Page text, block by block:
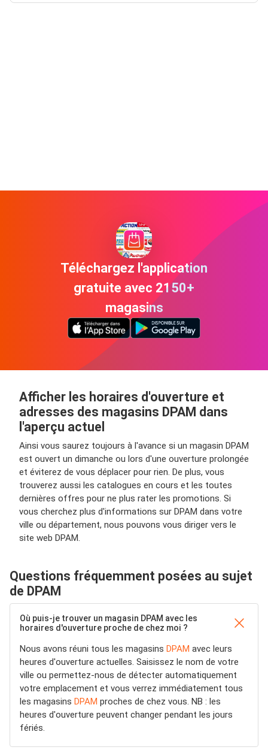
Téléchargez l'application
gratuite avec 2150+
magasins
Afficher les horaires d'ouverture et
adresses des magasins DPAM dans
l'aperçu actuel
Ainsi vous saurez toujours à l'avance si un magasin DPAM
est ouvert un dimanche ou lors d'une ouverture prolongée
et éviterez de vous déplacer pour rien. De plus, vous
trouverez aussi les catalogues en cours et les toutes
dernières offres pour ne plus rater les promotions. Si
vous cherchez plus d'informations sur DPAM dans votre
ville ou département, nous pouvons vous diriger vers le
site web DPAM.
Questions fréquemment posées au sujet
de DPAM
Où puis-je trouver un magasin DPAM avec les
horaires d'ouverture proche de chez moi ?
Nous avons réuni tous les magasins DPAM avec leurs
heures d'ouverture actuelles. Saisissez le nom de votre
ville ou permettez-nous de détecter automatiquement
votre emplacement et vous verrez immédiatement tous
les magasins DPAM proches de chez vous. NB : les
heures d'ouverture peuvent changer pendant les jours
fériés.